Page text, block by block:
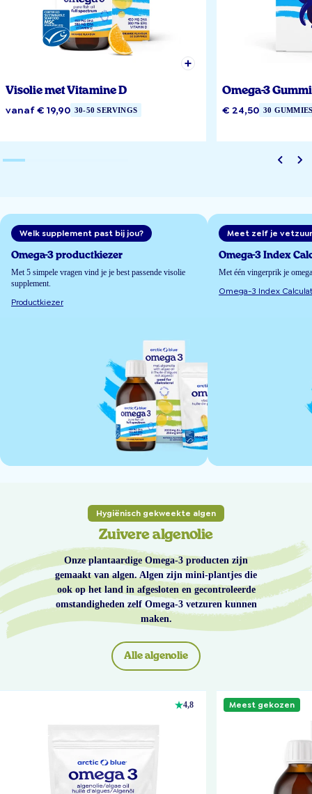
Visolie met Vitamine D
vanaf € 19,90 30-50 SERVINGS
Omega-3
€ 24,50 30
Welk supplement past bij jou?
Omega-3 productkiezer
Met 5 simpele vragen vind je je best passende visolie
supplement.
Productkiezer
Meet zelf je
Omega-3 Index
Met één vingerprik je
Omega-3 Index
Hygiënisch gekweekte algen
Zuivere algenolie
Onze plantaardige Omega-3 producten zijn
gemaakt van algen. Algen zijn mini-plantjes die
ook op het land in afgesloten en gecontroleerde
omstandigheden zelf Omega-3 vetzuren kunnen
maken.
Alle algenolie
4,8 Meest gekozen